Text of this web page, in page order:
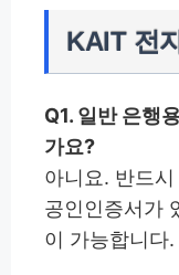
KAIT 전
Q1. 일반 은행
가요?
아니요. 반드
공인인증서가
이 가능합니다.